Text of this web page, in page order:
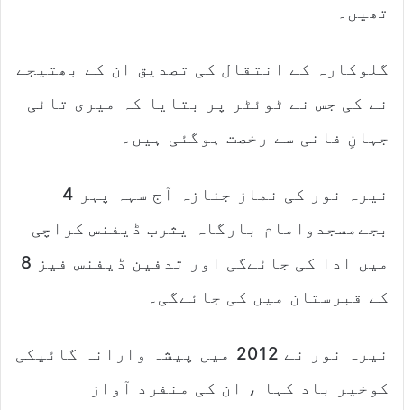
تھیں۔
گلوکارہ کے انتقال کی تصدیق ان کے بھتیجے
نے کی جس نے ٹوئٹر پر بتایا کہ میری تائی
جہانِ فانی سے رخصت ہوگئی ہیں۔
نیرہ نور کی نماز جنازہ آج سہہ پہر 4
بجےمسجدوامام بارگاہ یثرب ڈیفنس کراچی
میں ادا کی جائےگی اور تدفین ڈیفنس فیز 8
کے قبرستان میں کی جائےگی۔
نیرہ نور نے 2012 میں پیشہ وارانہ گائیکی
کوخیر باد کہا ، ان کی منفرد آواز